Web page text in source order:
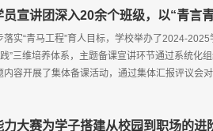
员宣讲团深入20余个班级，以“青言
落实“青马工程”育人目标，学校举办了2024-
”三维培养体系，主题备课宣讲环节通过系统化
内容开展了集体备课活动，通过集体汇报评议会
力大赛为学子搭建从校园到职场的进